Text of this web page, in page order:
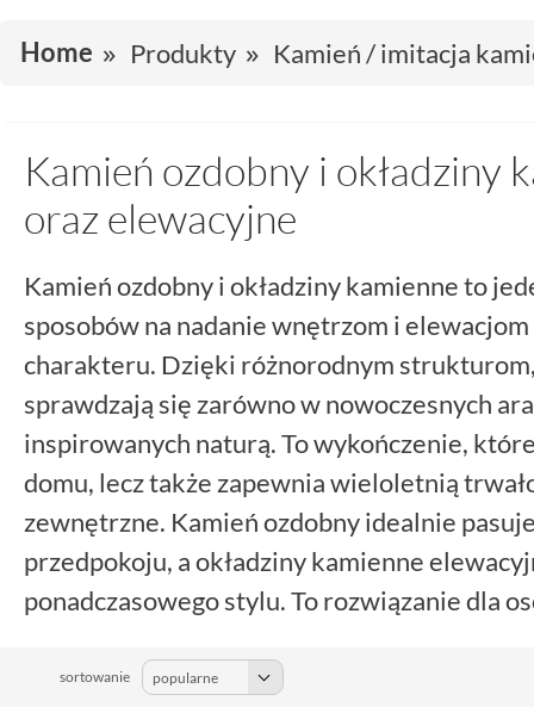
Home Produkty Kamień / imitacja
Kamień ozdobny i okładziny
oraz elewacyjne
Kamień ozdobny i okładziny kamienne to
sposobów na nadanie wnętrzom i
charakteru. Dzięki różnorodnym
sprawdzają się zarówno w nowoczesnych
inspirowanych naturą. To wykończenie,
domu, lecz także zapewnia wieloletnią
zewnętrzne. Kamień ozdobny idealnie
przedpokoju, a okładziny kamienne
ponadczasowego stylu. To rozwiązanie dla
długie lata.
sortowanie